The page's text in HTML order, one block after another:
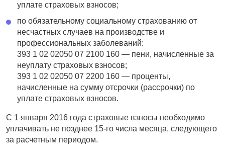
уплате страховых взносов;
по обязательному социальному страхованию от
несчастных случаев на производстве и
профессиональных заболеваний:
393 1 02 02050 07 2100 160 — пени, начисленные за
неуплату страховых взносов;
393 1 02 02050 07 2200 160 — проценты,
начисленные на сумму отсрочки (рассрочки) по
уплате страховых взносов.
С 1 января 2016 года страховые взносы необходимо
уплачивать не позднее 15-го числа месяца, следующего
за расчетным периодом.